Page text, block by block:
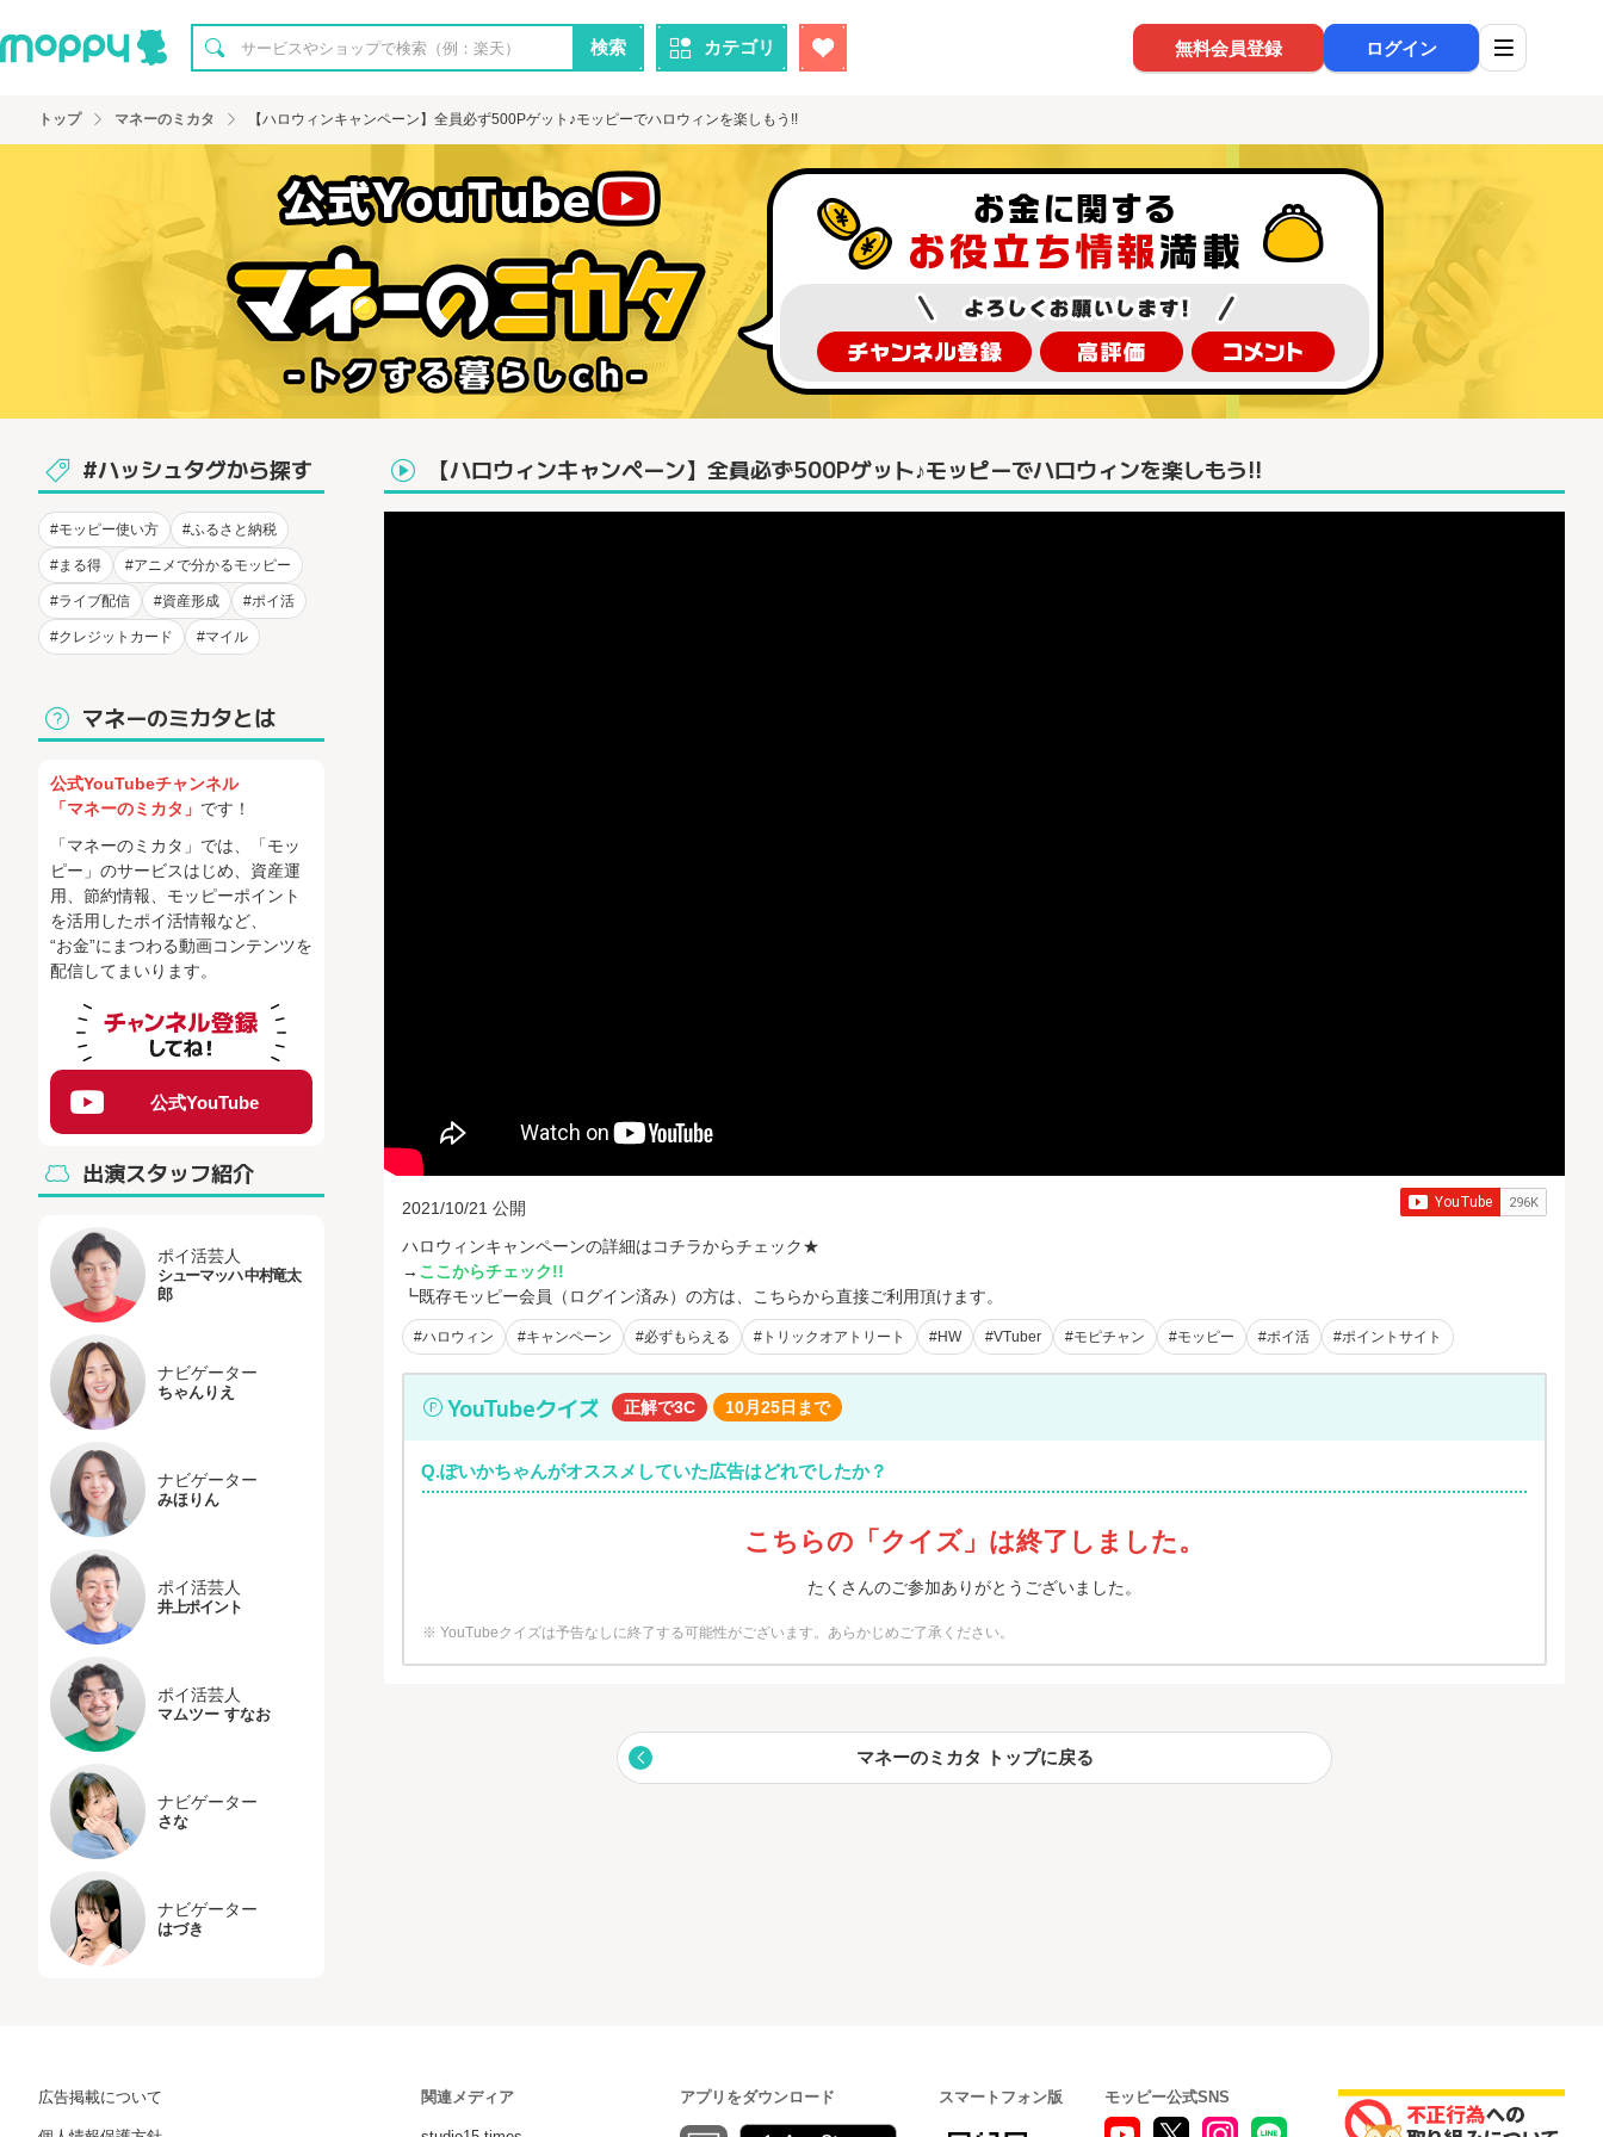
検索 カテゴリ 無料会員登録 ログイン
トップ マネーのミカタ 【ハロウィンキャンペーン】全員必ず500Pゲット♪モッピーでハロウィンを楽しもう!!
【ハロウィンキャンペーン】全員必ず500Pゲット♪モッピーでハロウィンを楽しもう!!
2021/10/21 公開
ハロウィンキャンペーンの詳細はコチラからチェック★
→ ここからチェック!!
┗既存モッピー会員（ログイン済み）の方は、こちらから直接ご利用頂けます。
#ハロウィン #キャンペーン #必ずもらえる #トリックオアトリート #HW #VTuber #モピチャン #モッピー #ポイ活 #ポイントサイト
YouTubeクイズ 正解で3C 10月25日まで
Q.ぽいかちゃんがオススメしていた広告はどれでしたか？
こちらの「クイズ」は終了しました。
たくさんのご参加ありがとうございました。
※ YouTubeクイズは予告なしに終了する可能性がございます。あらかじめご了承ください。
マネーのミカタ トップに戻る
#ハッシュタグから探す
#モッピー使い方 #ふるさと納税
#まる得 #アニメで分かるモッピー
#ライブ配信 #資産形成 #ポイ活
#クレジットカード #マイル
マネーのミカタとは
公式YouTubeチャンネル
「マネーのミカタ」 です！
「マネーのミカタ」では、「モッ
ピー」のサービスはじめ、資産運
用、節約情報、モッピーポイント
を活用したポイ活情報など、
“お金”にまつわる動画コンテンツを
配信してまいります。
公式YouTube
出演スタッフ紹介
ポイ活芸人
シューマッハ 中村竜太
郎
ナビゲーター
ちゃんりえ
ナビゲーター
みほりん
ポイ活芸人
井上ポイント
ポイ活芸人
マムツー すなお
ナビゲーター
さな
ナビゲーター
はづき
広告掲載について 関連メディア アプリをダウンロード スマートフォン版 モッピー公式SNS